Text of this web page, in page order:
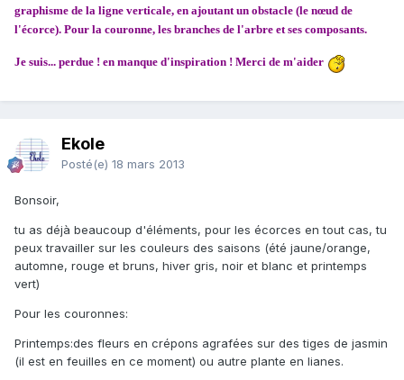
graphisme de la ligne verticale, en ajoutant un obstacle (le nœud de
l'écorce). Pour la couronne, les branches de l'arbre et ses composants.
Je suis... perdue ! en manque d'inspiration ! Merci de m'aider
Ekole
Posté(e) 18 mars 2013
Bonsoir,
tu as déjà beaucoup d'éléments, pour les écorces en tout cas, tu
peux travailler sur les couleurs des saisons (été jaune/orange,
automne, rouge et bruns, hiver gris, noir et blanc et printemps
vert)
Pour les couronnes:
Printemps:des fleurs en crépons agrafées sur des tiges de jasmin
(il est en feuilles en ce moment) ou autre plante en lianes.